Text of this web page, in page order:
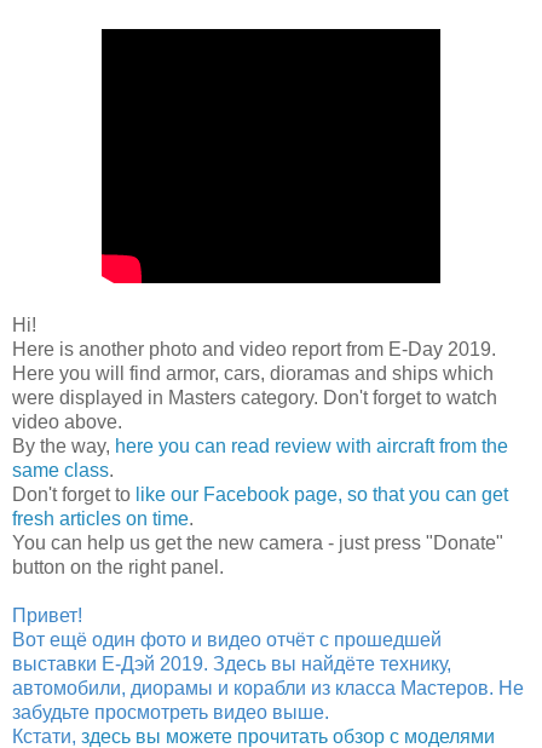
Hi!
Here is another photo and video report from E-Day 2019.
Here you will find armor, cars, dioramas and ships which
were displayed in Masters category. Don't forget to watch
video above.
By the way, here you can read review with aircraft from the
same class.
Don't forget to like our Facebook page, so that you can get
fresh articles on time.
You can help us get the new camera - just press "Donate"
button on the right panel.
Привет!
Вот ещё один фото и видео отчёт с прошедшей
выставки Е-Дэй 2019. Здесь вы найдёте технику,
автомобили, диорамы и корабли из класса Мастеров. Не
забудьте просмотреть видео выше.
Кстати, здесь вы можете прочитать обзор с моделями